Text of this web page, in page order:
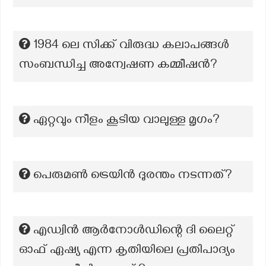
1984 ലെ സിക്ക് വിരുദ്ധ കലാപങ്ങൾ
സംബന്ധിച്ച അന്വേഷണ കമ്മീഷന്‍?
ഏറ്റവും നീളം കൂടിയ വാലുള്ള മൃഗം?
പെരുമൺ ട്രെയിൻ ദുരന്തം നടന്നത്?
എഡ്വിൻ ആർനോൾഡിന്റെ ദി ലൈറ്റ്
ഓഫ് ഏഷ്യ എന്ന കൃതിയിലെ പ്രതിപാദ്യം